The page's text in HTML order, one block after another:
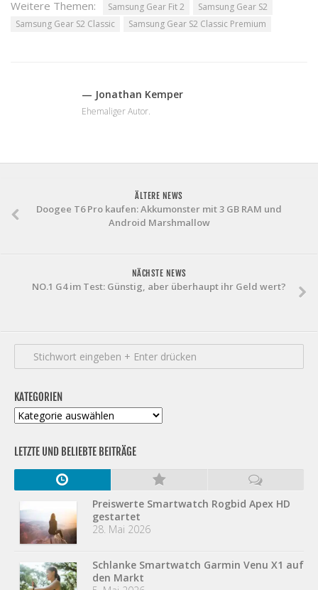
Weitere Themen: Samsung Gear Fit 2
Samsung Gear S2
Samsung Gear S2 Classic
Samsung Gear S2 Classic Premium
— Jonathan Kemper
Ehemaliger Autor.
ÄLTERE NEWS
Doogee T6 Pro kaufen: Akkumonster mit 3 GB RAM und
Android Marshmallow
NÄCHSTE NEWS
NO.1 G4 im Test: Günstig, aber überhaupt ihr Geld wert?
KATEGORIEN
Kategorien
LETZTE UND BELIEBTE BEITRÄGE
Preiswerte Smartwatch Rogbid Apex HD
gestartet
28. Mai 2026
Schlanke Smartwatch Garmin Venu X1 auf
den Markt